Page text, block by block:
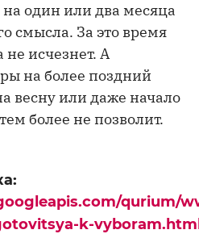
один или два месяца
смысла. За это время
исчезнет. А
на более поздний
весну или даже начало
более не позволит.
qurium/
k-